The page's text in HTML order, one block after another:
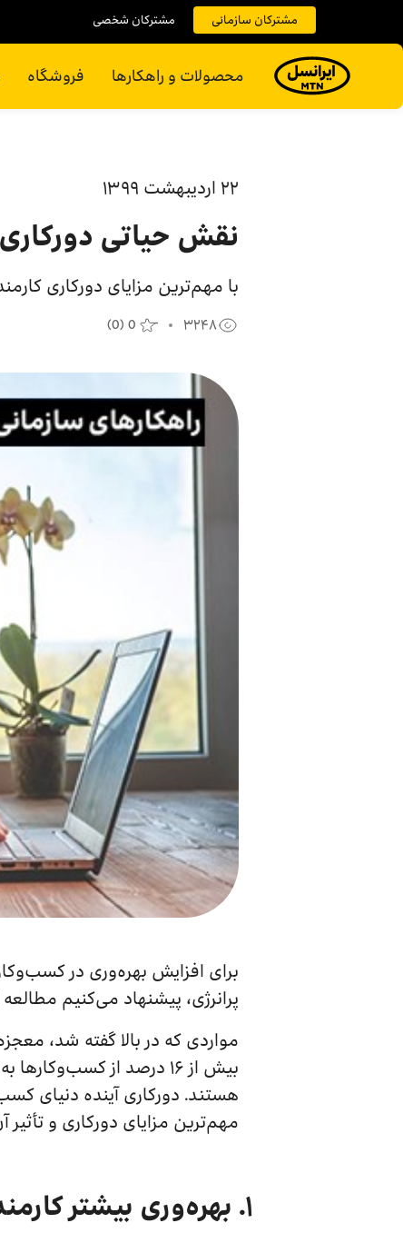
مشترکان سازمانی مشترکان شخصی
محصولات و راهکارها فروشگاه
۲۲ ارديبهشت ۱۳۹۹
نقش حیاتی
با مهم‌ترین مزایای دورکاری
۳۲۴۸ (0) 0
برای افزایش بهره‌وری در
پرانرژی، پیشنهاد می‌کنیم
مواردی که در بالا گفته شد،
هستند. دورکاری آینده دنیای
مهم‌ترین مزایای دورکاری و
۱. بهره‌وری بیشتر کارمندان با دورکاری